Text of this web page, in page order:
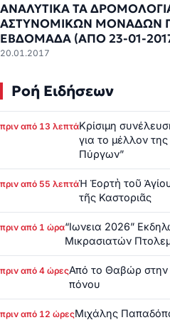
ΑΝΑΛΥΤΙΚΑ ΤΑ
ΑΣΤΥΝΟΜΙΚΩΝ ΜΟΝΑΔΩΝ
ΕΒΔΟΜΑΔΑ (ΑΠΟ 23-01-
20.01.2017
Ροή Ειδήσεων
πριν από 13 λεπτάΚρίσιμη
για το μέλλον
Πύργων”
πριν από 55 λεπτάἩ Ἑορτὴ τοῦ
τῆς Καστοριᾶς
πριν από 1 ώρα“Ιωνεια 2026”
Μικρασιατών
πριν από 4 ώρεςΑπό το Θαβώρ στην
πόνου
πριν από 12 ώρεςΜιχάλης